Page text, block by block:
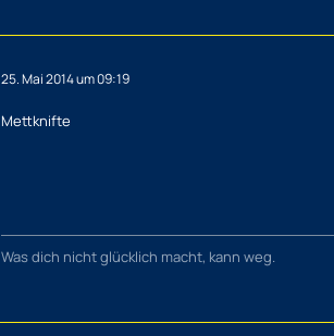
25. Mai 2014 um 09:19
Mettknifte
Was dich nicht glücklich macht, kann weg.